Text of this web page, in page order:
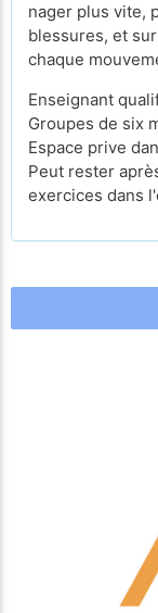
nager plus vite,
blessures, et
chaque
Enseignant
Groupes de six
Espace prive
Peut rester
exercices dans